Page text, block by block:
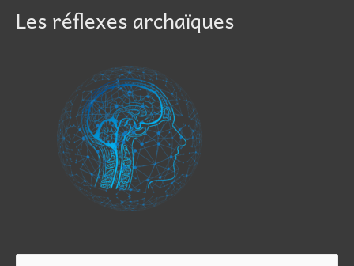
Les réflexes archaïques